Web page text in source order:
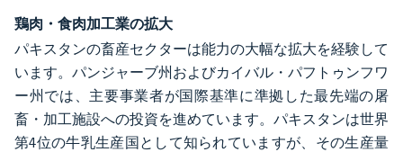
鶏肉・食肉加工業の拡大
パキスタンの畜産セクターは能力の大幅な拡大を経験して
います。パンジャーブ州およびカイバル・パフトゥンフワ
ー州では、主要事業者が国際基準に準拠した最先端の屠
畜・加工施設への投資を進めています。パキスタンは世界
第4位の牛乳生産国として知られていますが、その生産量